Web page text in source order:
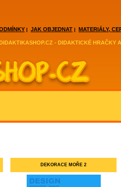
- DIDAKTICKÉ HRAČKY
| JAK OBJEDNAT | MATERIÁLY,
DEKORACE MOŘE 2